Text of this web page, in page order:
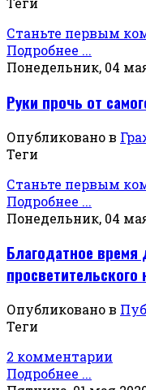
Станьте первым
Подробнее ...
Понедельник, 04
Руки прочь от
Опубликовано в
Теги
Станьте первым
Подробнее ...
Понедельник, 04 мая
Благодатное время
Опубликовано в
Теги
2 комментарии
Подробнее ...